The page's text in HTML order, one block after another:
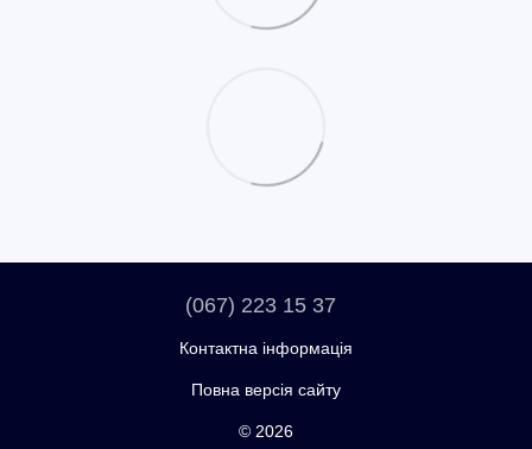
(067) 223 15 37
Контактна інформація
Повна версія сайту
© 2026